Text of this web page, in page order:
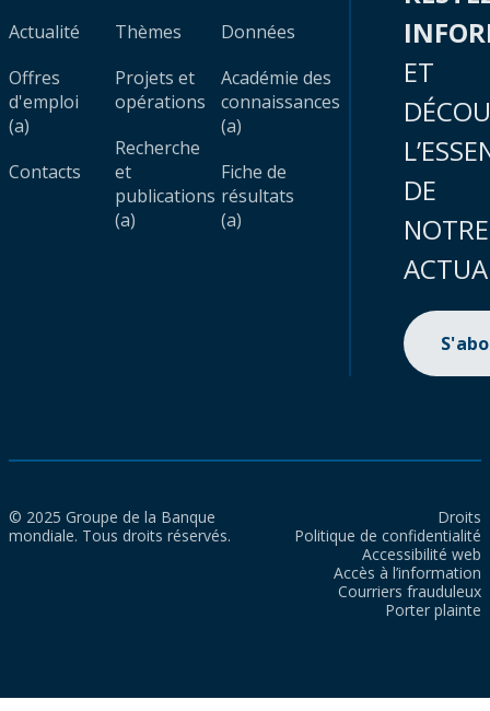
Actualité
Offres
d'emploi
(a)
Contacts
Thèmes
Projets et
opérations
Recherche
et
publications
(a)
Données
Académie des
connaissances
(a)
Fiche de
résultats
(a)
ET
DE
NOTRE
© 2025 Groupe de la Banque
mondiale. Tous droits réservés.
Droits
Politique de confidentialité
Accessibilité web
Accès à l’information
Courriers frauduleux
Porter plainte